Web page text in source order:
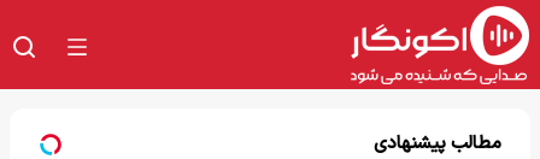
مطالب پیشنهادی